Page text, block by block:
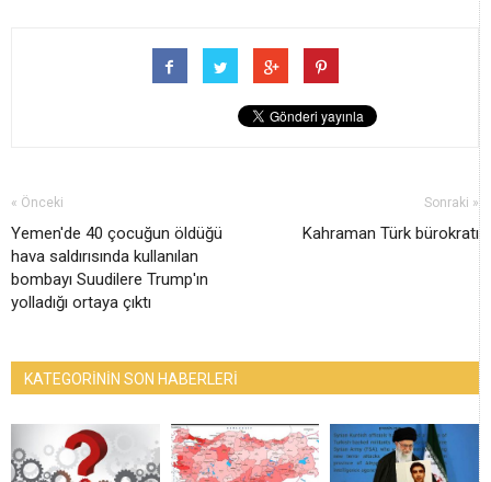
« Önceki
Yemen'de 40 çocuğun öldüğü
hava saldırısında kullanılan
bombayı Suudilere Trump'ın
yolladığı ortaya çıktı
Sonraki »
Kahraman Türk bürokratı
KATEGORİNİN SON HABERLERİ